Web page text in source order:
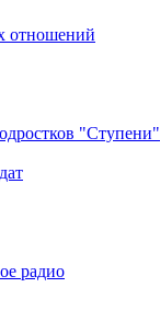
отношений
"Ступени"
радио